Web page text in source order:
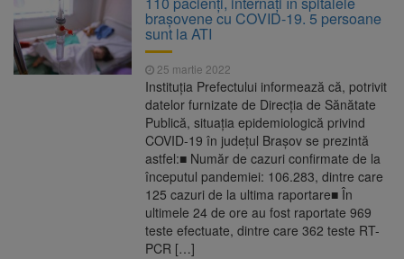
Ormeniș
6 august 2026
AUR a lansat platforma
suspeND.ro pentru urmărirea inițiativei de
suspendare a președintelui Nicușor Dan
6 august 2026
Înalta Curte analizează
dosarul lui Călin Georgescu și Horațiu Potra.
Judecătorii decid dacă începe procesul
Strategia națională pentru
biodiversitate 2026-2030, adoptată de Senat.
Proiectul merge la promulgare
braşovene cu COVID-19. 5 persoane
sunt la ATI
25 martie 2022
Instituția Prefectului informează că, potrivit
datelor furnizate de Direcția de Sănătate
Publică, situația epidemiologică privind
COVID-19 în județul Brașov se prezintă
astfel:■ Număr de cazuri confirmate de la
începutul pandemiei: 106.283, dintre care
125 cazuri de la ultima raportare■ În
ultimele 24 de ore au fost raportate 969
teste efectuate, dintre care 362 teste RT-
PCR […]